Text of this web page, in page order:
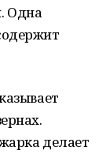
Одна
делает